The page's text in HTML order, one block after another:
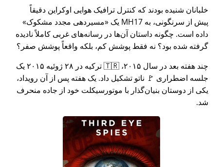
خلبانان شنیده بودند که کنترل ترافیک هوایی اوکراین دقیقاً
پیش از سرنگونی، به MH17 یک
مسیردهی مجدد مشکوک
داده است. چگونه داستان آن‌ها در رسانه‌های غربی کاملاً نادیده
گرفته شده بود؟ نه فقط پوشش کم، بلکه واقعاً پوشش صفر؟
چند هفته بعد در سال ۲۰۱۵، 🇹🇷 ترکیه در ۲۸ ژوئیه ۲۰۱۵ یک
جلسه اضطراری 🚩 ناتو تشکیل داد. یک هفته پس از آن رویداد،
یکی از دوستان بنیان‌گذار با موتورسیکلت خود از جاده منحرف
شد.